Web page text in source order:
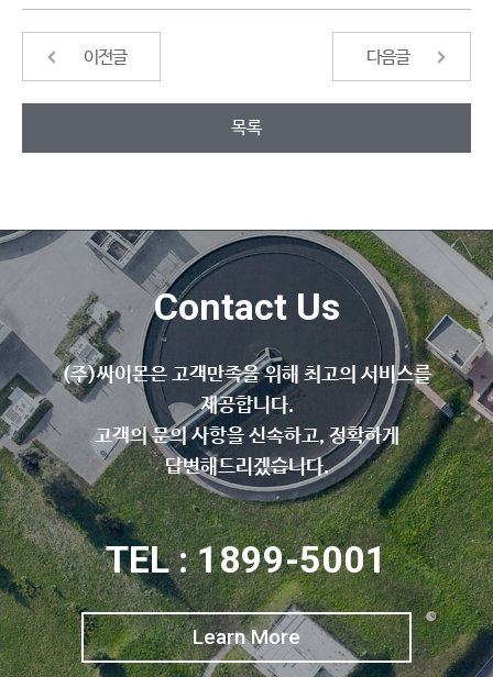
이전글 다음글
목록
Contact Us
(주)싸이몬은 고객만족을 위해 최고의 서비스를
제공합니다.
고객의 문의 사항을 신속하고, 정확하게
답변해드리겠습니다.
TEL : 1899-5001
Learn More